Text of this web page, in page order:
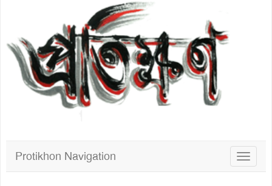
Toggle
Protikhon Navigation